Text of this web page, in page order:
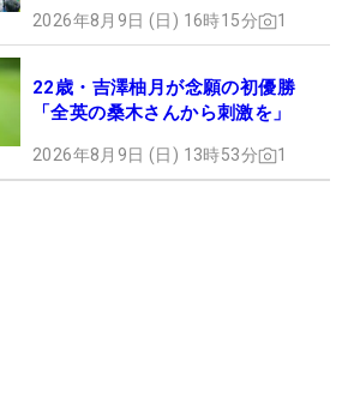
2026年8月9日 (日) 16時15分 1
22歳・吉澤柚月が念願の初優勝
「全英の桑木さんから刺激を」
2026年8月9日 (日) 13時53分 1